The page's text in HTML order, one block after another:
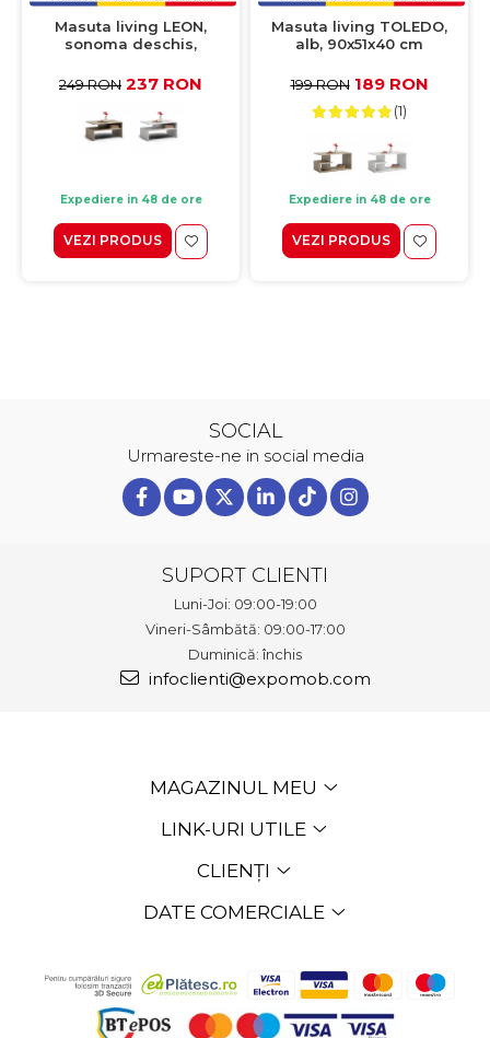
Masuta living LEON,
sonoma deschis,
249 RON 237 RON
Expediere in 48 de ore
VEZI PRODUS
Masuta living TOLEDO,
alb, 90x51x40 cm
199 RON 189 RON
(1)
Expediere in 48 de ore
VEZI PRODUS
SOCIAL
Urmareste-ne in social media
SUPORT CLIENTI
Luni-Joi: 09:00-19:00
Vineri-Sâmbătă: 09:00-17:00
Duminică: închis
infoclienti@expomob.com
MAGAZINUL MEU
LINK-URI UTILE
CLIENȚI
DATE COMERCIALE